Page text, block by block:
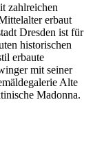
zahlreichen
erbaut
Dresden ist für
historischen
erbaute
mit seiner
Alte
Madonna.